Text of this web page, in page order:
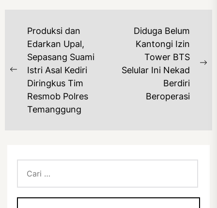
NAVIGASI
POS
Previous
post:
Produksi dan
Edarkan Upal,
Sepasang Suami
Istri Asal Kediri
Diringkus Tim
Resmob Polres
Temanggung
Diduga Belum
Kantongi Izin
Tower BTS
Selular Ini Nekad
Berdiri
Beroperasi
untuk: